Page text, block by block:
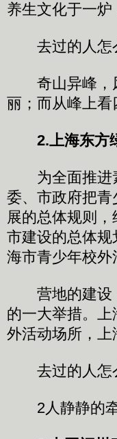
养生文化于一炉
去过的人怎
奇山异峰，风
丽；而从峰上
2.上海东
为全面推进素
委、市政府把
展的总体规则
市建设的总体规
海市青少年校外
营地的建设，
的一大举措。
外活动场所，
去过的人怎
2人静静的牵